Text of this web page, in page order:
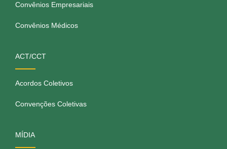
Convênios Empresariais
Convênios Médicos
ACT/CCT
Acordos Coletivos
Convenções Coletivas
MÍDIA